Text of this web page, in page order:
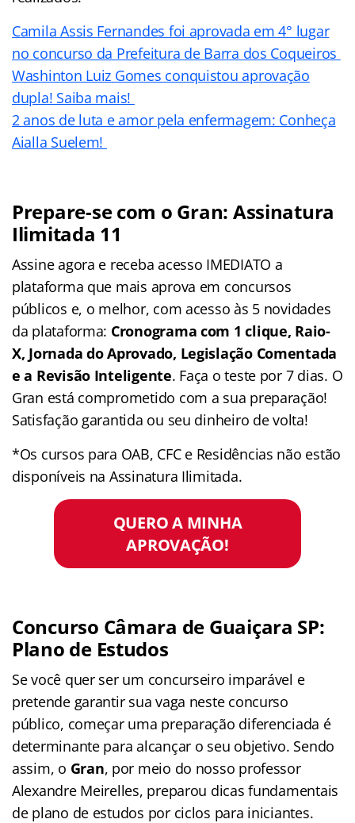
Camila Assis Fernandes foi aprovada em 4° lugar
no concurso da Prefeitura de Barra dos Coqueiros
Washinton Luiz Gomes conquistou aprovação
dupla! Saiba mais!
2 anos de luta e amor pela enfermagem: Conheça
Aialla Suelem!
Prepare-se com o Gran: Assinatura
Ilimitada 11
Assine agora e receba acesso IMEDIATO a
plataforma que mais aprova em concursos
públicos e, o melhor, com acesso às 5 novidades
da plataforma: Cronograma com 1 clique, Raio-
X, Jornada do Aprovado, Legislação Comentada
e a Revisão Inteligente. Faça o teste por 7 dias. O
Gran está comprometido com a sua preparação!
Satisfação garantida ou seu dinheiro de volta!
*Os cursos para OAB, CFC e Residências não estão
disponíveis na Assinatura Ilimitada.
QUERO A MINHA
APROVAÇÃO!
Concurso Câmara de Guaiçara SP:
Plano de Estudos
Se você quer ser um concurseiro imparável e
pretende garantir sua vaga neste concurso
público, começar uma preparação diferenciada é
determinante para alcançar o seu objetivo. Sendo
assim, o Gran, por meio do nosso professor
Alexandre Meirelles, preparou dicas fundamentais
de plano de estudos por ciclos para iniciantes.